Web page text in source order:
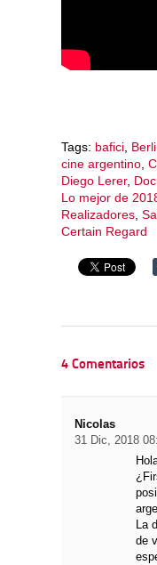
Tags: bafici,
cine argentino,
Diego Lerer,
Lo mejor de
Realizadores,
Certain Regard
4 Comentarios
Nicolas
31 Dic, 2018
La
de